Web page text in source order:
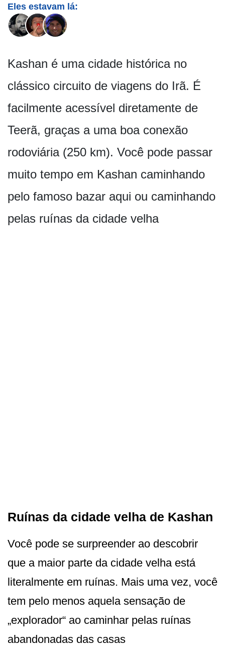
Eles estavam lá:
Kashan é uma cidade histórica no
clássico circuito de viagens do Irã. É
facilmente acessível diretamente de
Teerã, graças a uma boa conexão
rodoviária (250 km). Você pode passar
muito tempo em Kashan caminhando
pelo famoso bazar aqui ou caminhando
pelas ruínas da cidade velha
Ruínas da cidade velha de Kashan
Você pode se surpreender ao descobrir
que a maior parte da cidade velha está
literalmente em ruínas. Mais uma vez, você
tem pelo menos aquela sensação de
„explorador“ ao caminhar pelas ruínas
abandonadas das casas